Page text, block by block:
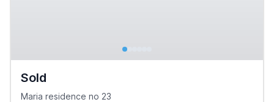
Sold
Maria residence no 23